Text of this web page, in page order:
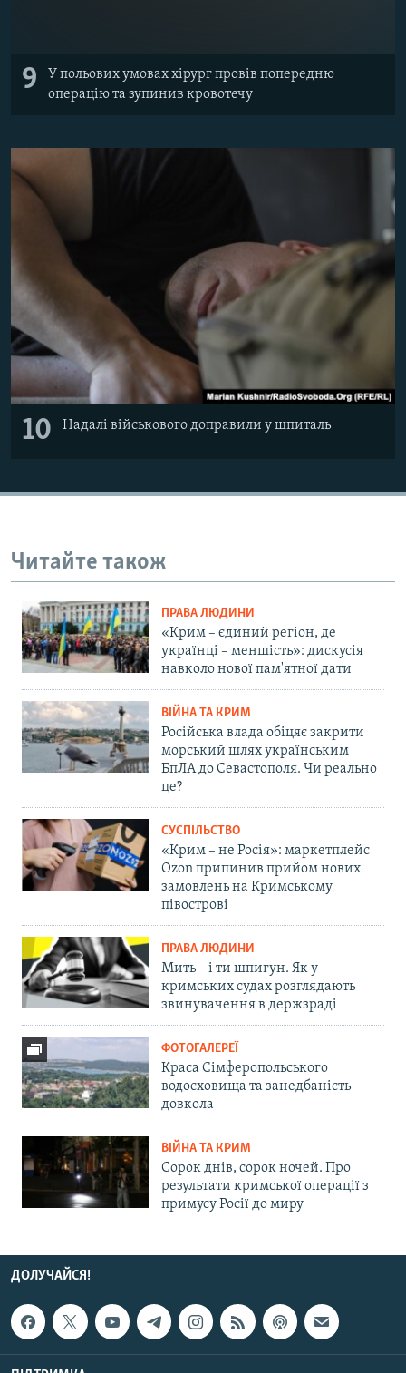
9
У польових умовах хірург провів попередню
операцію та зупинив кровотечу
10 Надалі військового доправили у шпиталь
Читайте також
ПРАВА ЛЮДИНИ
«Крим – єдиний регіон, де
українці – меншість»: дискусія
навколо нової пам'ятної дати
ВІЙНА ТА КРИМ
Російська влада обіцяє закрити
морський шлях українським
БпЛА до Севастополя. Чи реально
це?
СУСПІЛЬСТВО
«Крим – не Росія»: маркетплейс
Ozon припинив прийом нових
замовлень на Кримському
півострові
ПРАВА ЛЮДИНИ
Мить – і ти шпигун. Як у
кримських судах розглядають
звинувачення в держзраді
ФОТОГАЛЕРЕЇ
Краса Сімферопольського
водосховища та занедбаність
довкола
ВІЙНА ТА КРИМ
Сорок днів, сорок ночей. Про
результати кримської операції з
примусу Росії до миру
ДОЛУЧАЙСЯ!